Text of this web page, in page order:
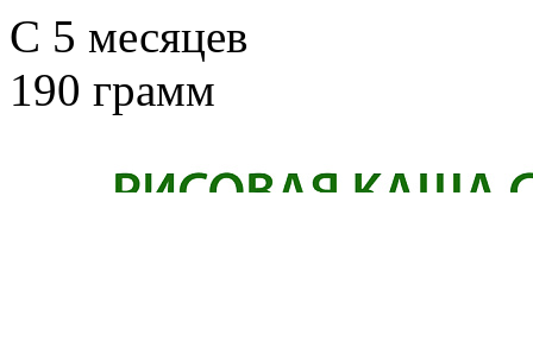
C 5 месяцев
190 грамм